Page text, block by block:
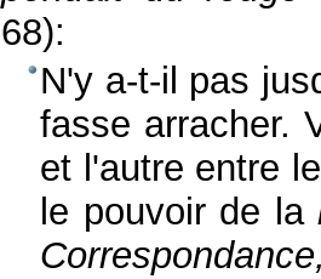
68):
N'y a-t-il pas
fasse arracher.
et l'autre entre
le pouvoir de la